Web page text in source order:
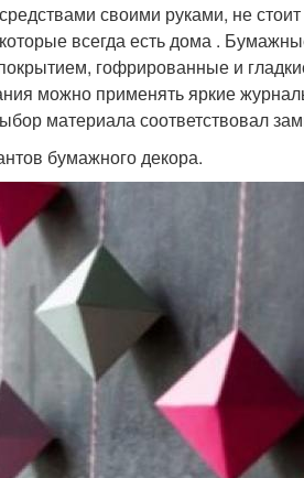
своими руками, не
всегда есть дома .
гофрированные и
можно применять яркие
материала соответствовал
бумажного декора.